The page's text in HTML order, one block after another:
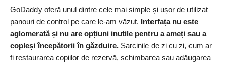
GoDaddy oferă unul dintre cele mai simple și ușor de utilizat
panouri de control pe care le-am văzut. Interfața nu este
aglomerată și nu are opțiuni inutile pentru a ameți sau a
copleși începătorii în găzduire. Sarcinile de zi cu zi, cum ar
fi restaurarea copiilor de rezervă, schimbarea sau adăugarea